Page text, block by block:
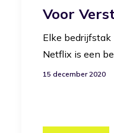
Voor
Elke
Netflix is een
15 december 2020